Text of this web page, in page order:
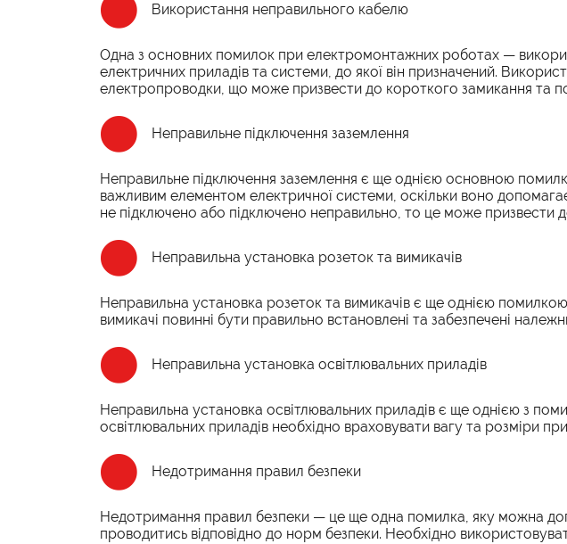
Використання неправильного кабелю
Одна з основних помилок при електромонтажних роботах —
електричних приладів та системи, до якої він призначений.
електропроводки, що може призвести до короткого замикання та
Неправильне підключення заземлення
Неправильне підключення заземлення є ще однією основною
важливим елементом електричної системи, оскільки воно
не підключено або підключено неправильно, то це може
Неправильна установка розеток та вимикачів
Неправильна установка розеток та вимикачів є ще однією
вимикачі повинні бути правильно встановлені та забезпечені
Неправильна установка освітлювальних приладів
Неправильна установка освітлювальних приладів є ще однією з
освітлювальних приладів необхідно враховувати вагу та розміри
Недотримання правил безпеки
Недотримання правил безпеки — це ще одна помилка, яку можна
проводитись відповідно до норм безпеки. Необхідно